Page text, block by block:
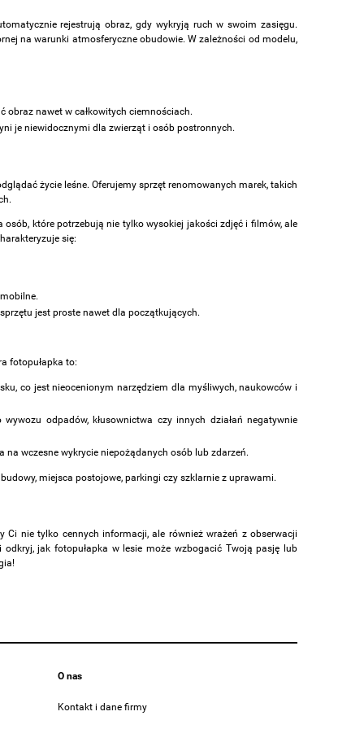
rejestrują obraz, gdy wykryją ruch w swoim zasięgu.
na warunki atmosferyczne obudowie. W zależności od modelu,
obraz nawet w całkowitych ciemnościach.
je niewidocznymi dla zwierząt i osób postronnych.
życie leśne. Oferujemy sprzęt renomowanych marek, takich
które potrzebują nie tylko wysokiej jakości zdjęć i filmów, ale
się:
jest proste nawet dla początkujących.
fotopułapka to:
co jest nieocenionym narzędziem dla myśliwych, naukowców i
odpadów, kłusownictwa czy innych działań negatywnie
na wczesne wykrycie niepożądanych osób lub zdarzeń.
miejsca postojowe, parkingi czy szklarnie z uprawami.
Ci nie tylko cennych informacji, ale również wrażeń z obserwacji
jak fotopułapka w lesie może wzbogacić Twoją pasję lub
O nas
Kontakt i dane firmy